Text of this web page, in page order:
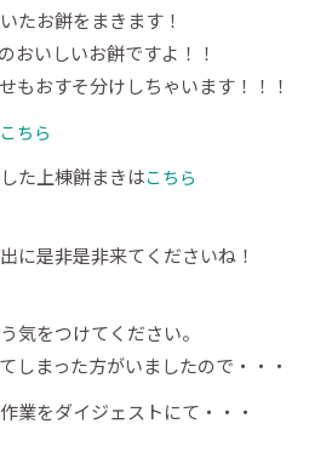
たお餅をまきます！
おいしいお餅ですよ！！
もおすそ分けしちゃいます！！！
こちら
た上棟餅まきはこちら
に是非是非来てくださいね！
気をつけてください。
しまった方がいましたので・・・
業をダイジェストにて・・・